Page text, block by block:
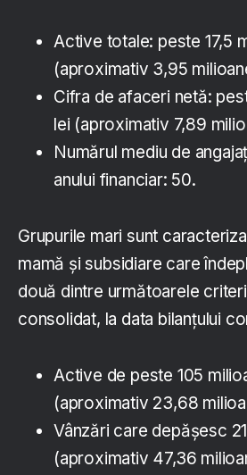
Active totale: peste 17,5
(aproximativ 3,95
Cifra de afaceri netă:
lei (aproximativ 7,89
Numărul mediu de
anului financiar: 50.
Grupurile mari sunt
mamă și subsidiare care
două dintre următoarele
consolidat, la data bilanțului
Active de peste 105
(aproximativ 23,68
Vânzări care depășesc
(aproximativ 47,36